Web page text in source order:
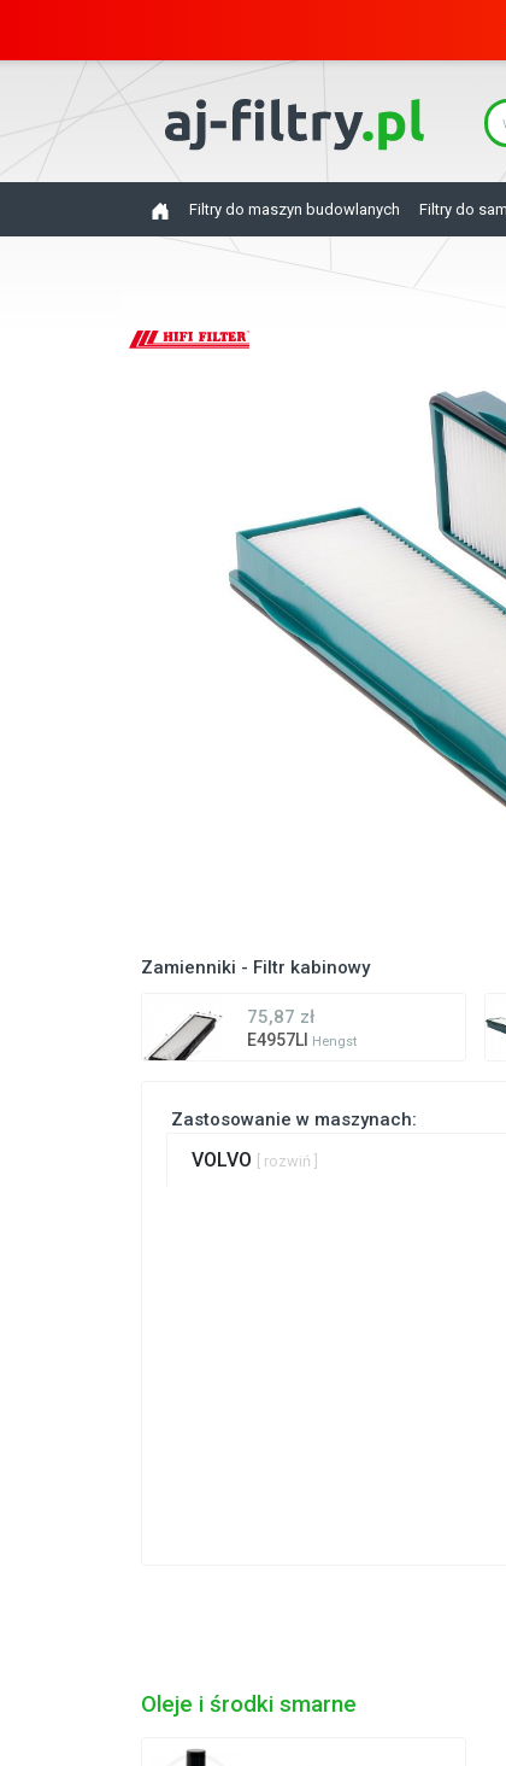
Filtry do maszyn budowlanych Filtry do
Zamienniki - Filtr kabinowy
75,87 zł
E4957LI Hengst
Zastosowanie w maszynach:
VOLVO [ rozwiń ]
Oleje i środki smarne